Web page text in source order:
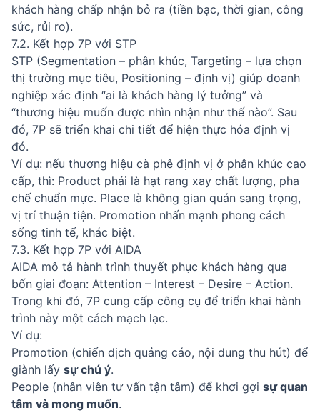
khách hàng chấp nhận bỏ ra (tiền bạc, thời gian, công
sức, rủi ro).
7.2. Kết hợp 7P với STP
STP (Segmentation – phân khúc, Targeting – lựa chọn
thị trường mục tiêu, Positioning – định vị) giúp doanh
nghiệp xác định “ai là khách hàng lý tưởng” và
“thương hiệu muốn được nhìn nhận như thế nào”. Sau
đó, 7P sẽ triển khai chi tiết để hiện thực hóa định vị
đó.
Ví dụ: nếu thương hiệu cà phê định vị ở phân khúc cao
cấp, thì: Product phải là hạt rang xay chất lượng, pha
chế chuẩn mực. Place là không gian quán sang trọng,
vị trí thuận tiện. Promotion nhấn mạnh phong cách
sống tinh tế, khác biệt.
7.3. Kết hợp 7P với AIDA
AIDA mô tả hành trình thuyết phục khách hàng qua
bốn giai đoạn: Attention – Interest – Desire – Action.
Trong khi đó, 7P cung cấp công cụ để triển khai hành
trình này một cách mạch lạc.
Ví dụ:
Promotion (chiến dịch quảng cáo, nội dung thu hút) để
giành lấy sự chú ý.
People (nhân viên tư vấn tận tâm) để khơi gợi sự quan
tâm và mong muốn.